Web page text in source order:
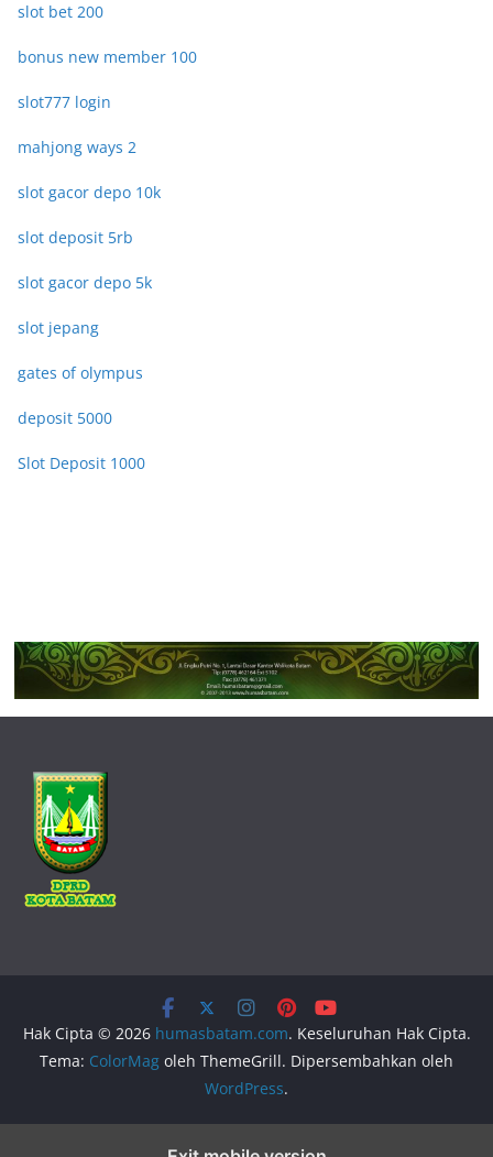
slot bet 200
bonus new member 100
slot777 login
mahjong ways 2
slot gacor depo 10k
slot deposit 5rb
slot gacor depo 5k
slot jepang
gates of olympus
deposit 5000
Slot Deposit 1000
Hak Cipta © 2026 humasbatam.com. Keseluruhan Hak Cipta.
Tema: ColorMag oleh ThemeGrill. Dipersembahkan oleh
WordPress.